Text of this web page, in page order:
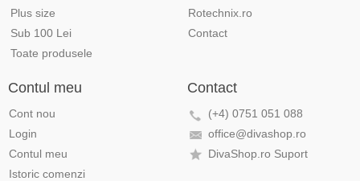
Plus size
Sub 100 Lei
Toate produsele
Rotechnix.ro
Contact
Contul meu
Cont nou
Login
Contul meu
Istoric comenzi
Contact
(+4) 0751 051 088
office@divashop.ro
DivaShop.ro Suport